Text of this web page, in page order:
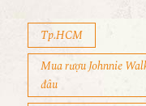
Tp.HCM
Mua rượu Johnnie
đâu